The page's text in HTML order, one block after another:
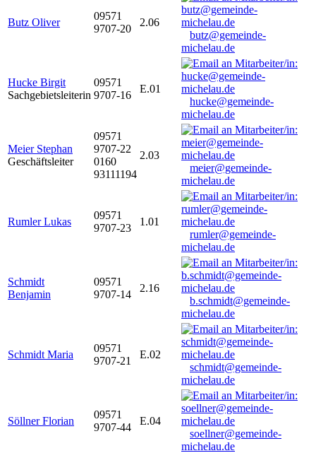
Butz Oliver
09571
9707-20
2.06
butz@gemeinde-
michelau.de
Hucke Birgit
Sachgebietsleiterin
09571
9707-16
E.01
hucke@gemeinde-
michelau.de
Meier Stephan
Geschäftsleiter
09571
9707-22
0160
93111194
2.03
meier@gemeinde-
michelau.de
Rumler Lukas
09571
9707-23
1.01
rumler@gemeinde-
michelau.de
Schmidt
Benjamin
09571
9707-14
2.16
b.schmidt@gemeinde-
michelau.de
Schmidt Maria
09571
9707-21
E.02
schmidt@gemeinde-
michelau.de
Söllner Florian
09571
9707-44
E.04
soellner@gemeinde-
michelau.de